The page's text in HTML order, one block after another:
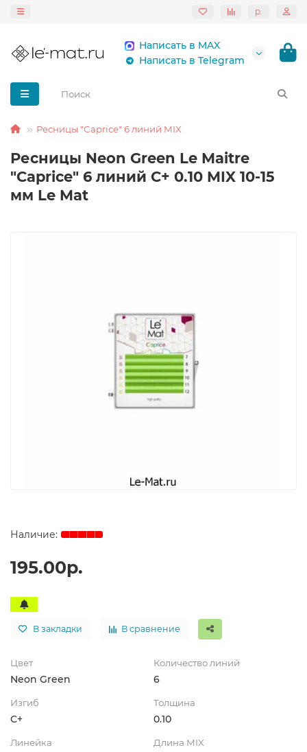
р.
Написать в MAX
Написать в Telegram
Ресницы "Caprice" 6 линий MIX
Ресницы Neon Green Le Maitre
"Caprice" 6 линий C+ 0.10 MIX 10-15
мм Le Mat
195.00р.
В закладки В сравнение
Цвет
Neon Green
Количество линий
6
Изгиб
C+
Толщина
0.10
Линейка Длина MIX